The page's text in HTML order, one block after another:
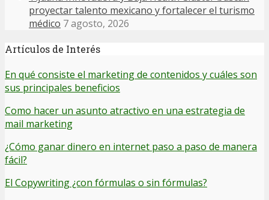
proyectar talento mexicano y fortalecer el turismo
médico 7 agosto, 2026
Artículos de Interés
En qué consiste el marketing de contenidos y cuáles son
sus principales beneficios
Como hacer un asunto atractivo en una estrategia de
mail marketing
¿Cómo ganar dinero en internet paso a paso de manera
fácil?
El Copywriting ¿con fórmulas o sin fórmulas?